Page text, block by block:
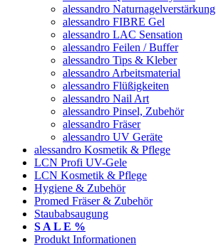
alessandro Naturnagelverstärkung
alessandro FIBRE Gel
alessandro LAC Sensation
alessandro Feilen / Buffer
alessandro Tips & Kleber
alessandro Arbeitsmaterial
alessandro Flüßigkeiten
alessandro Nail Art
alessandro Pinsel, Zubehör
alessandro Fräser
alessandro UV Geräte
alessandro Kosmetik & Pflege
LCN Profi UV-Gele
LCN Kosmetik & Pflege
Hygiene & Zubehör
Promed Fräser & Zubehör
Staubabsaugung
S A L E %
Produkt Informationen